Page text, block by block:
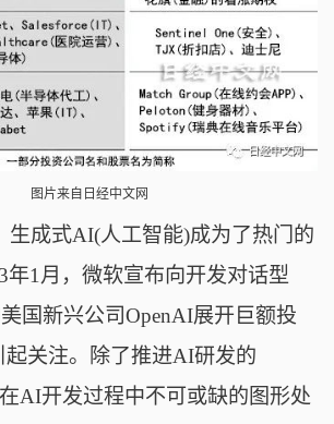
图片来自日经中文网
生成式AI(人工智能)成为了热门的
年1月，微软宣布向开发对话型
国新兴公司OpenAI展开巨额投
起关注。除了推进AI研发的
AI开发过程中不可或缺的图形处